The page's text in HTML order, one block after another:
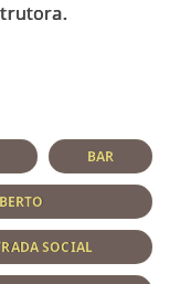
BAR
SOCIAL